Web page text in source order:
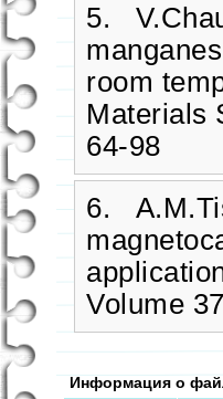
5.
room
Materials
64-98
6.
Volume
Информация о